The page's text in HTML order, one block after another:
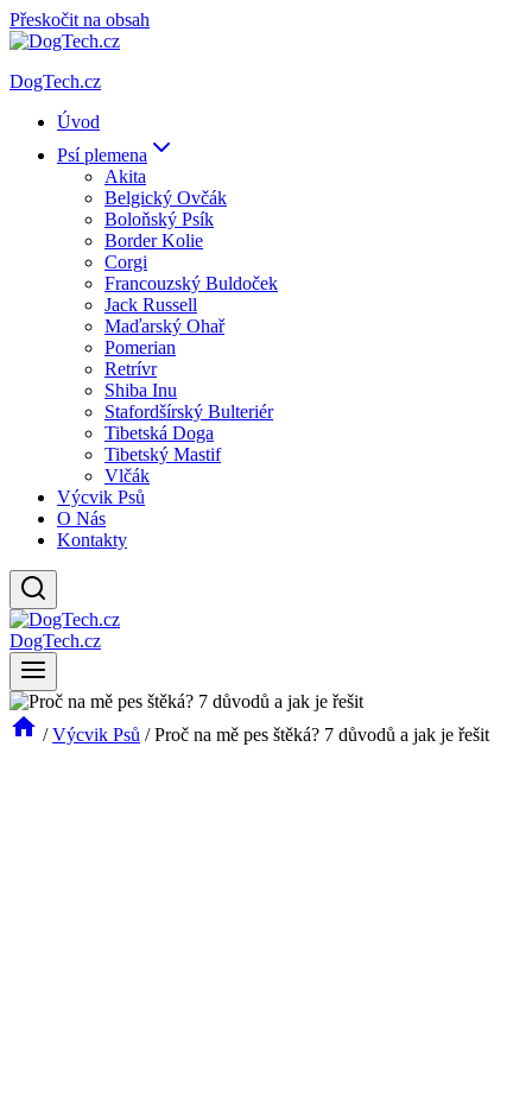
Přeskočit na obsah
DogTech.cz
Úvod
Psí plemena
Akita
Belgický Ovčák
Boloňský Psík
Border Kolie
Corgi
Francouzský Buldoček
Jack Russell
Maďarský Ohař
Pomerian
Retrívr
Shiba Inu
Stafordšírský Bulteriér
Tibetská Doga
Tibetský Mastif
Vlčák
Výcvik Psů
O Nás
Kontakty
DogTech.cz
/ Výcvik Psů / Proč na mě pes štěká? 7 důvodů a jak je řešit